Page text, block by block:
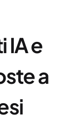
IA e
a